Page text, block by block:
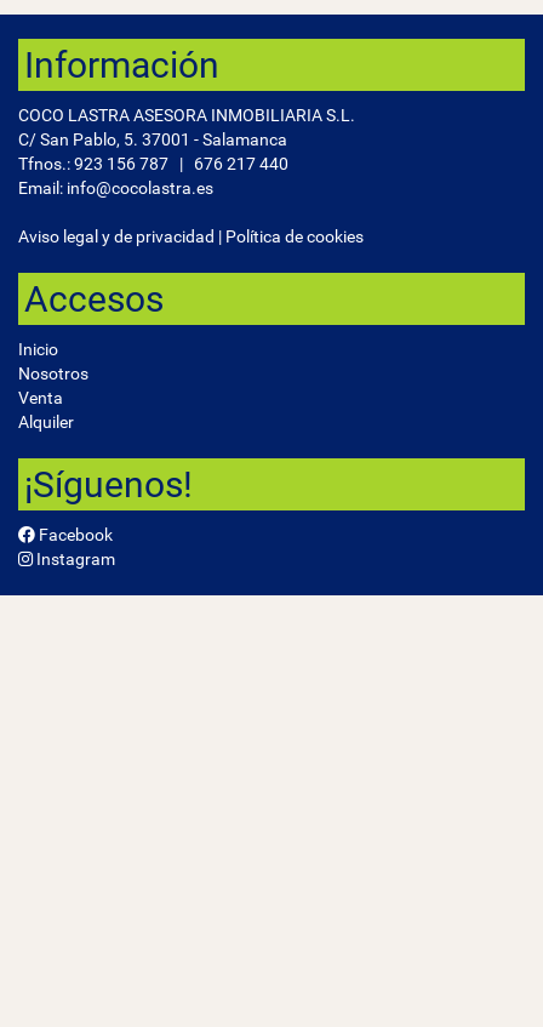
Información
COCO LASTRA ASESORA INMOBILIARIA S.L.
C/ San Pablo, 5. 37001 - Salamanca
Tfnos.:923 156 787 | 676 217 440
Email: info@cocolastra.es
Aviso legal y de privacidad | Política de cookies
Accesos
Inicio
Nosotros
Venta
Alquiler
¡Síguenos!
Facebook
Instagram